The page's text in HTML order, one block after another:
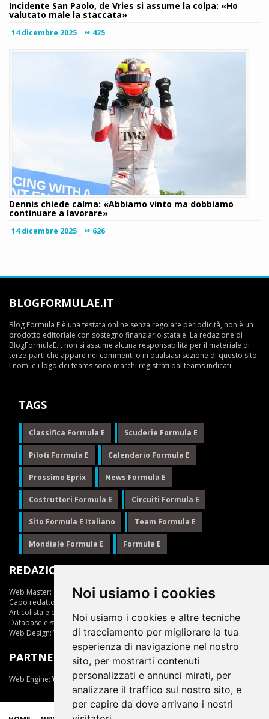
Noi usiamo i cookies
Noi usiamo i cookies e altre tecniche
di tracciamento per migliorare la tua
esperienza di navigazione nel nostro
sito, per mostrarti contenuti
personalizzati e annunci mirati, per
analizzare il traffico sul nostro sito, e
per capire da dove arrivano i nostri
Incidente San Paolo, de Vries si assume la colpa: «Ho
valutato male la staccata»
14 dicembre 2025 425
Dennis chiede calma: «Abbiamo vinto ma dobbiamo
continuare a lavorare»
14 dicembre 2025 626
BLOGFORMULAE.IT
Blog Formula E è una testata online senza regolare periodicità, non è un
prodotto editoriale con sostegno finanziario statale. La redazione di
BlogFormulaE.it non si assume alcuna responsabilità per il materiale di
terze-parti che appare nei commenti o in qualsiasi sezione di questo sito.
I nomi e i logo dei teams sono marchi registrati dai teams indicati.
TAGS
Classifica Formula E Scuderie Formula E
Piloti Formula E Calendario Formula E
Prossimo Eprix News Formula E
Costruttori Formula E Circuiti Formula E
Sito Formula E Italiano Team Formula E
Mondiale Formula E Formula E
REDAZIONE
Web Master:
Ing.Daniele Muscarella
Capo redattore:
Giuseppe Cianci
Articolista e opinionista:
Giuseppe Cianci
Database e statistiche: Marcella Toschi
Web Design: Vittorio Arena
PARTNER
Web Engine: ViDa 3.0